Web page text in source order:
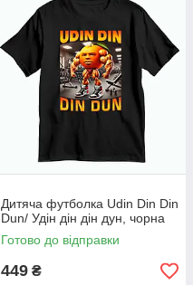
Дитяча футболка Udin Din Din
Dun/ Удін дін дін дун, чорна
Готово до відправки
449 ₴